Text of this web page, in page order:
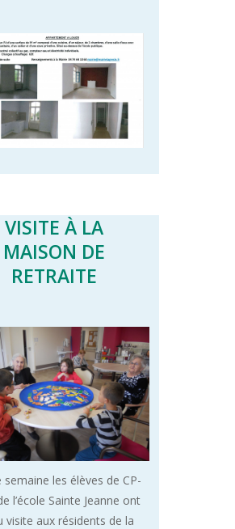
VISITE À LA
MAISON DE
RETRAITE
semaine les élèves de CP-
l’école Sainte Jeanne ont
visite aux résidents de la